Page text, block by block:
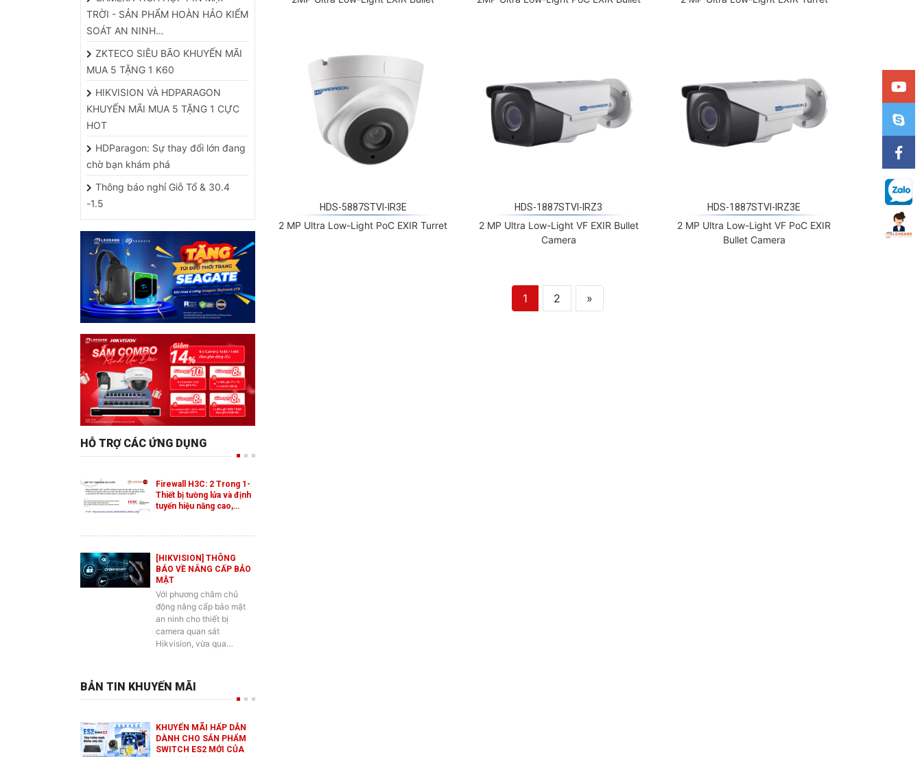
2 MP Ultra Low-Light PoC EXIR Turret
2 MP Ultra Low-Light VF EXIR Bullet
Camera
2 MP Ultra Low-Light VF PoC EXIR
Bullet Camera
SOÁT AN NINH…
ZKTECO SIÊU BÃO KHUYẾN MÃI
MUA 5 TẶNG 1 K60
HIKVISION VÀ HDPARAGON
KHUYẾN MÃI MUA 5 TẶNG 1 CỰC
HDParagon: Sự thay đổi lớn đang
Thông báo nghỉ Giỗ Tổ & 30.4
HỖ TRỢ CÁC ỨNG DỤNG
Firewall H3C: 2 Trong 1-
tuyến hiệu năng cao,…
[HIKVISION] THÔNG
MẬT
Với phương châm chủ
động nâng cấp bảo mật
an ninh cho thiết bị
camera quan sát
Hikvision, vừa qua…
KHUYẾN MÃI HẤP DẪN
SWITCH ES2 MỚI CỦA
RUIJIE REYEE
Khuyến mãi nhận quà